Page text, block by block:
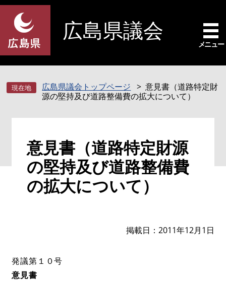
ペ
先
頭
す
メ
を
飛
し
広島県議会
メニュー
広島県議会トップページ
意見書（道路特定財
源の堅持及び道路整備費の拡大について）
意見書（道路特定財源
の堅持及び道路整備費
の拡大について）
掲載日 2011年12月1日
発議第１０号
意見書